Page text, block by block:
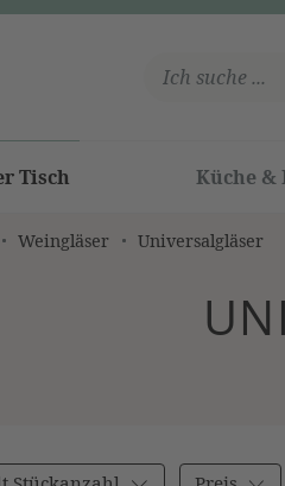
Tisch Küche &
Weingläser Universalgläser